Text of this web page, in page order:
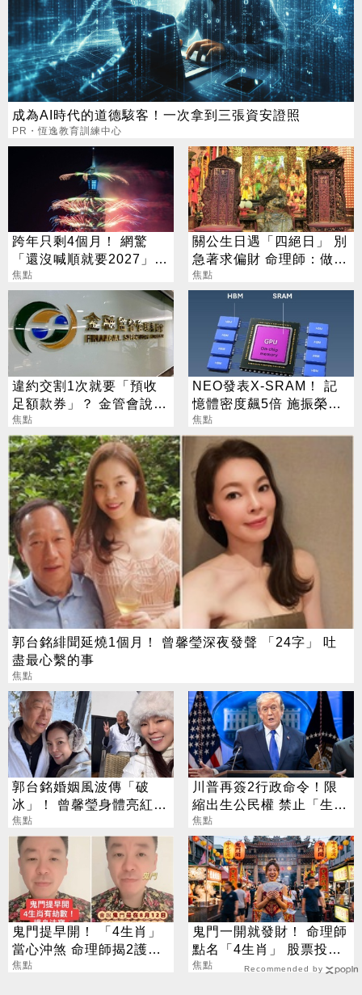
成為AI時代的道德駭客！一次拿到三張資安證照
PR・恆逸教育訓練中心
跨年只剩4個月！ 網驚
「還沒喊順就要2027」
這句最狠超恐怖
焦點
關公生日遇「四絕日」 別
急著求偏財 命理師：做1
事更有效
焦點
違約交割1次就要「預收
足額款券」？ 金管會說話
了
焦點
NEO發表X-SRAM！ 記
憶體密度飆5倍 施振榮：
半導體迎新革命
焦點
郭台銘緋聞延燒1個月！ 曾馨瑩深夜發聲 「24字」 吐
盡最心繫的事
焦點
郭台銘婚姻風波傳「破
冰」！ 曾馨瑩身體亮紅燈
18年婚姻驚傳出現轉機
焦點
川普再簽2行政命令！限
縮出生公民權 禁止「生育
旅遊」
焦點
鬼門提早開！ 「4生肖」
當心沖煞 命理師揭2護身
法寶
焦點
鬼門一開就發財！ 命理師
點名「4生肖」 股票投資
大翻身
焦點 Recommended by